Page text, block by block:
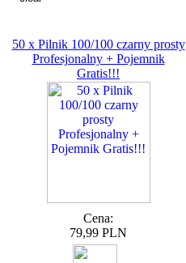
50 x Pilnik 100/100 czarny prosty
Profesjonalny + Pojemnik
Gratis!!!
Cena:
79,99 PLN